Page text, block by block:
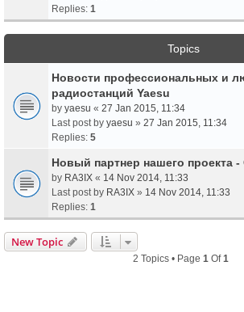
Replies: 1
Topics
Новости профессиональных и
радиостанций Yaesu
by yaesu « 27 Jan 2015, 11:34
Last post by yaesu » 27 Jan 2015, 11:34
Replies: 5
Новый партнер нашего
by RA3IX « 14 Nov 2014, 11:33
Last post by RA3IX » 14 Nov 2014, 11:33
Replies: 1
New Topic
2 Topics • Page 1 Of1